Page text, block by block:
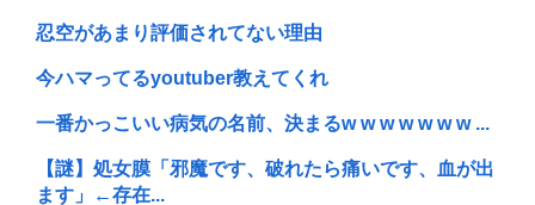
忍空があまり評価されてない理由
今ハマってるyoutuber教えてくれ
一番かっこいい病気の名前、決まるw w w w w w w ...
【謎】処女膜「邪魔です、破れたら痛いです、血が出
ます」←存在...